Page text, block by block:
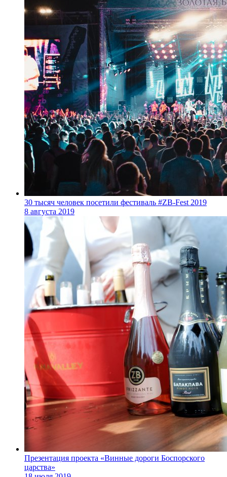
30 тысяч человек посетили фестиваль #ZB-Fest 2019
8 августа 2019
Презентация проекта «Винные дороги Боспорского
царства»